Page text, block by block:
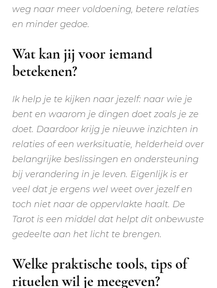
weg naar meer voldoening, betere relaties
en minder gedoe.
Wat kan jij voor iemand
betekenen?
Ik help je te kijken naar jezelf: naar wie je
bent en waarom je dingen doet zoals je ze
doet. Daardoor krijg je nieuwe inzichten in
relaties of een werksituatie, helderheid over
belangrijke beslissingen en ondersteuning
bij verandering in je leven. Eigenlijk is er
veel dat je ergens wel weet over jezelf en
toch niet naar de oppervlakte haalt. De
Tarot is een middel dat helpt dit onbewuste
gedeelte aan het licht te brengen.
Welke praktische tools, tips of
rituelen wil je meegeven?